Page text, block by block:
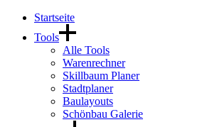
Startseite
Tools
Alle Tools
Warenrechner
Skillbaum Planer
Stadtplaner
Baulayouts
Schönbau Galerie